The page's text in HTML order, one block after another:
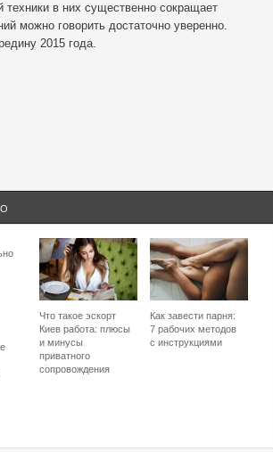
в них существенно сокращает
можно говорить достаточно уверенно.
2015 года.
Что такое эскорт
Киев работа: плюсы
и минусы
приватного
сопровождения
Как завести парня:
7 рабочих методов
с инструкциями